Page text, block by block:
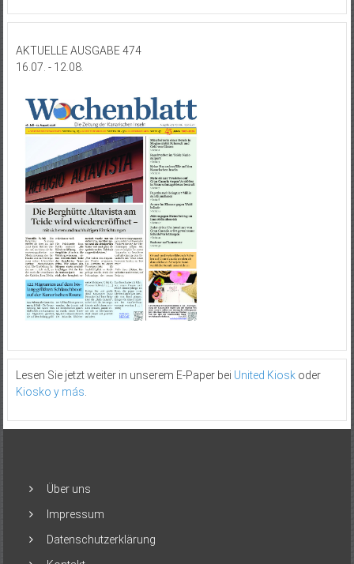
AKTUELLE AUSGABE 474
16.07. - 12.08.
Lesen Sie jetzt weiter in unserem E-Paper bei United Kioskoder
Kiosko y más.
Über uns
Impressum
Datenschutzerklärung